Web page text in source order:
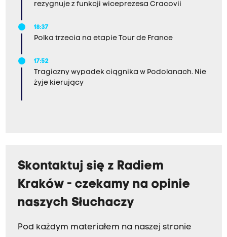
rezygnuje z funkcji wiceprezesa Cracovii
18:37
Polka trzecia na etapie Tour de France
17:52
Tragiczny wypadek ciągnika w Podolanach. Nie
żyje kierujący
Skontaktuj się z Radiem
Kraków - czekamy na opinie
naszych Słuchaczy
Pod każdym materiałem na naszej stronie